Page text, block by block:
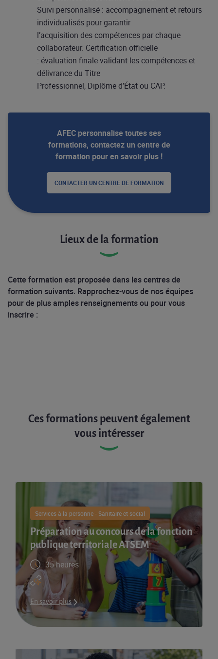
Suivi personnalisé : accompagnement et retours
individualisés pour garantir
l’acquisition des compétences par chaque
collaborateur. Certification officielle
: évaluation finale validant les compétences et
délivrance du Titre
Professionnel, Diplôme d’État ou CAP.
AFEC personnalise toutes ses
formations, contactez un centre de
formation pour en savoir plus !
CONTACTER UN CENTRE DE FORMATION
Lieux de la formation
Cette formation est proposée dans les centres de
formation suivants. Rapprochez-vous de nos équipes
pour de plus amples renseignements ou pour vous
inscrire :
Ces formations peuvent également
vous intéresser
Services à la personne - Sanitaire et social
Préparation au concours de la fonction
publique territoriale ATSEM
35 heures
En savoir plus